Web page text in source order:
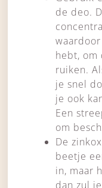
de deo.
hebt, om
ruiken.
je snel
je ook
Een
om
De
beetje
in, maar
dan zul